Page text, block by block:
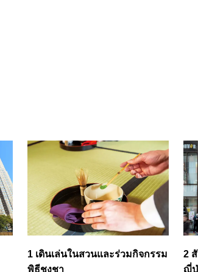
1 เดินเล่นในสวนและร่วมกิจกรรม
พิธีชงชา
2
ญี่ปุ่